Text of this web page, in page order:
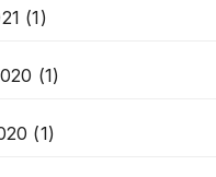
(1)
(1)
(1)